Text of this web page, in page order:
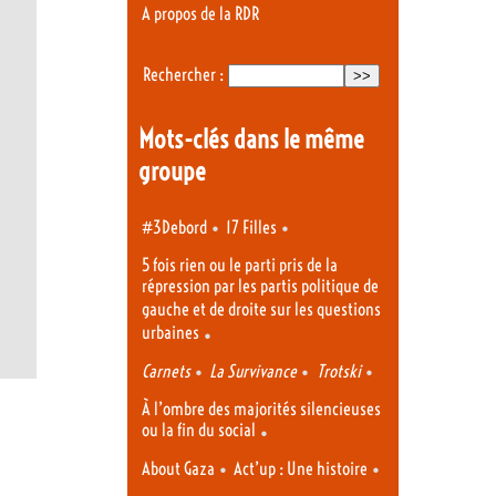
A propos de la RDR
Rechercher :
Mots-clés dans le même
groupe
#3Debord • 17 Filles •
5 fois rien ou le parti pris de la
répression par les partis politique de
gauche et de droite sur les questions
urbaines •
Carnets• La Survivance• Trotski•
À l’ombre des majorités silencieuses
ou la fin du social •
About Gaza • Act’up : Une histoire •